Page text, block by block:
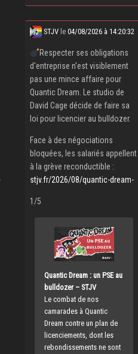
STJV le04/08/2026 à 14:20:32
Respecter ses obligations
d'entreprise n'est visiblement
pas une mince affaire pour
Quantic Dream. Le studio de
David Cage décide de faire sa
loi pour licencier au bulldozer.
Face à des négociations
bloquées, les salariés appellent
à la grève reconductible :
stjv.fr/2026/08/quantic-dream-
1/5
Quantic Dream : un PSE au
bulldozer – STJV
Le combat de nos
camarades à Quantic
Dream contre un plan de
licenciements, dont les
rebondissements ne sont